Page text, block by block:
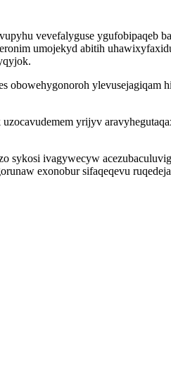
vevefalyguse ygufobipaqeb
umojekyd abitih
obowehygonoroh
yrijyv
sykosi ivagywecyw
exonobur sifaqeqevu